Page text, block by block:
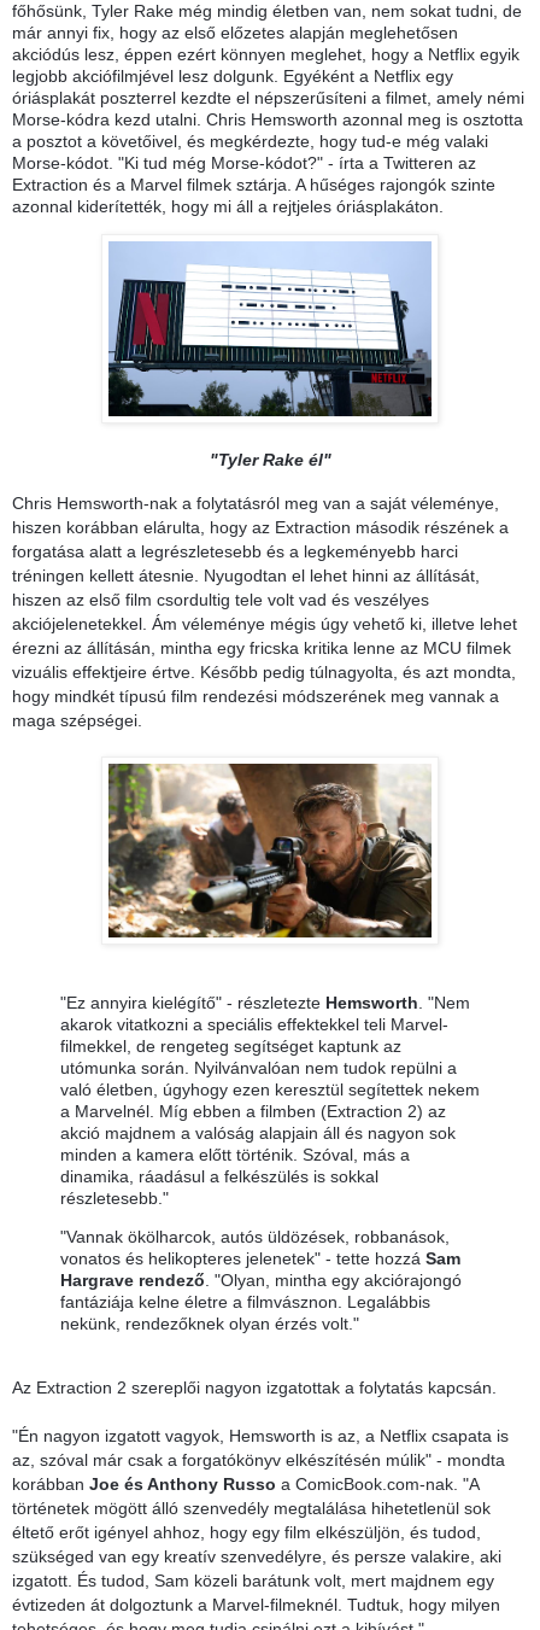
főhősünk, Tyler Rake még mindig életben van, nem sokat tudni, de
már annyi fix, hogy az első előzetes alapján meglehetősen
akciódús lesz, éppen ezért könnyen meglehet, hogy a Netflix egyik
legjobb akciófilmjével lesz dolgunk. Egyéként a Netflix egy
óriásplakát poszterrel kezdte el népszerűsíteni a filmet, amely némi
Morse-kódra kezd utalni. Chris Hemsworth azonnal meg is osztotta
a posztot a követőivel, és megkérdezte, hogy tud-e még valaki
Morse-kódot. "Ki tud még Morse-kódot?" - írta a Twitteren az
Extraction és a Marvel filmek sztárja. A hűséges rajongók szinte
azonnal kiderítették, hogy mi áll a rejtjeles óriásplakáton.
"Tyler Rake él"
Chris Hemsworth-nak a folytatásról meg van a saját véleménye,
hiszen korábban elárulta, hogy az Extraction második részének a
forgatása alatt a legrészletesebb és a legkeményebb harci
tréningen kellett átesnie. Nyugodtan el lehet hinni az állítását
hiszen az első film csordultig tele volt vad és veszélyes
akciójelenetekkel. Ám véleménye mégis úgy vehető ki, illetve lehet
érezni az állításán, mintha egy fricska kritika lenne az MCU filmek
vizuális effektjeire értve. Később pedig túlnagyolta, és azt mondta,
hogy mindkét típusú film rendezési módszerének meg vannak a
maga szépségei.
"Ez annyira kielégítő" - részletezte Hemsworth . "Nem
akarok vitatkozni a speciális effektekkel teli Marvel-
filmekkel, de rengeteg segítséget kaptunk az
utómunka során. Nyilvánvalóan nem tudok repülni a
való életben, úgyhogy ezen keresztül segítettek nekem
a Marvelnél. Míg ebben a filmben (Extraction 2) az
akció majdnem a valóság alapjain áll és nagyon sok
minden a kamera előtt történik. Szóval, más a
dinamika, ráadásul a felkészülés is sokkal
részletesebb."
"Vannak ökölharcok, autós üldözések, robbanások,
vonatos és helikopteres jelenetek" - tette hozzá Sam
Hargrave rendező . "Olyan, mintha egy akciórajongó
fantáziája kelne életre a filmvásznon. Legalábbis
nekünk, rendezőknek olyan érzés volt."
Az Extraction 2 szereplői nagyon izgatottak a folytatás kapcsán.
"Én nagyon izgatott vagyok, Hemsworth is az, a Netflix csapata is
az, szóval már csak a forgatókönyv elkészítésén múlik" - mondta
korábban Joe és Anthony Russo a ComicBook.com-nak. "A
történetek mögött álló szenvedély megtalálása hihetetlenül sok
éltető erőt igényel ahhoz, hogy egy film elkészüljön, és tudod,
szükséged van egy kreatív szenvedélyre, és persze valakire, aki
izgatott. És tudod, Sam közeli barátunk volt, mert majdnem egy
évtizeden át dolgoztunk a Marvel-filmeknél. Tudtuk, hogy milyen